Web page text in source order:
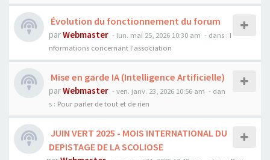
Évolution du fonctionnement du forum
parWebmaster - lun. mai 25, 2026 10:30 am - dans : I
nformations concernant l'association
Mise en garde IA (Intelligence Artificielle)
parWebmaster - ven. janv. 23, 2026 10:56 am - dan
s : Pour parler de tout et de rien
JUIN VERT 2025 - MOIS INTERNATIONAL DU
DEPISTAGE DE LA SCOLIOSE